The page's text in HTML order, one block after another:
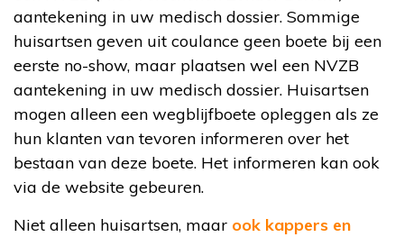
aantekening in uw medisch dossier. Sommige
huisartsen geven uit coulance geen boete bij een
eerste no-show, maar plaatsen wel een NVZB
aantekening in uw medisch dossier. Huisartsen
mogen alleen een wegblijfboete opleggen als ze
hun klanten van tevoren informeren over het
bestaan van deze boete. Het informeren kan ook
via de website gebeuren.
Niet alleen huisartsen, maar ook kappers en